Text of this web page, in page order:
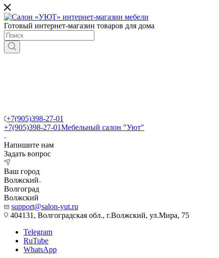
Готовый интернет-магазин товаров для дома
+7(905)398-27-01
+7(905)398-27-01Мебельный салон "Уют"
Напишите нам
Задать вопрос
Ваш город
Волжский
Волгоград
Волжский
support@salon-yut.ru
404131, Волгоградская обл., г.Волжский, ул.Мира, 75
Telegram
RuTube
WhatsApp